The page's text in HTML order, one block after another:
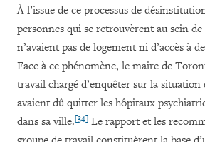
À l’issue de ce processus de
personnes qui se retrouvèrent au sein
n’avaient pas de logement ni d’accès à
Face à ce phénomène, le maire de
travail chargé d’enquêter sur la situation
avaient dû quitter les hôpitaux
dans sa ville.[34] Le rapport et les